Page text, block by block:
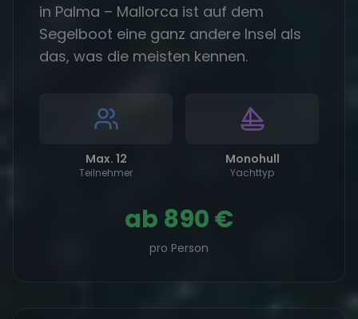
in Palma – Mallorca ist auf dem
Segelboot eine ganz andere Insel als
das, was die meisten kennen.
Max. 12
Teilnehmer
Monohull
Yachttyp
ab 890 €
pro Person